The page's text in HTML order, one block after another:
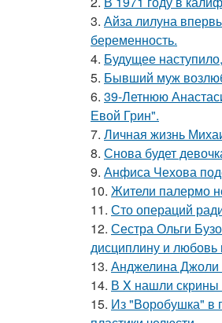
3. Айза лилуна
беременность.
4. Будущее
5. Бывший муж
6. 39-Летнюю
Евой Грин".
7. Личная жизнь
8. Снова будет
9. Анфиса Чехова
10. Жители палермо
11. Сто операций
12. Сестра Ольги
дисциплину и любовь
13. Анджелина Джоли
14. В X нашли скрины
15. Из "Воробушка" в